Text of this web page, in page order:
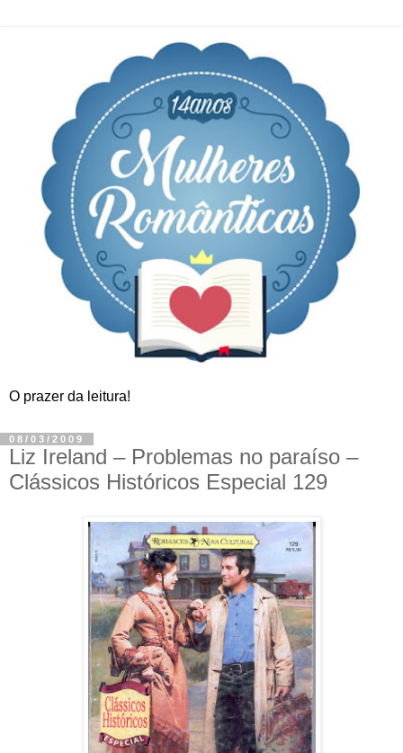
O prazer da leitura!
08/03/2009
Liz Ireland – Problemas no paraíso –
Clássicos Históricos Especial 129